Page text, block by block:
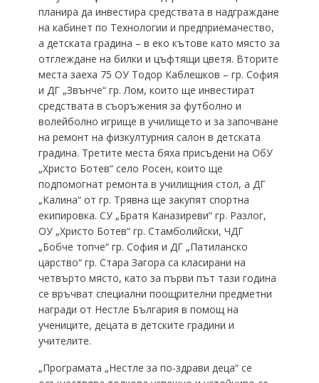
планира да инвестира средствата в надграждане
на кабинет по Технологии и предприемачество,
а детската градина – в еко кътове като място за
отглеждане на билки и цъфтящи цветя. Вторите
места заеха 75 ОУ Тодор Каблешков – гр. София
и ДГ „Звънче“ гр. Лом, които ще инвестират
средствата в съоръжения за футболно и
волейболно игрище в училището и за започване
на ремонт на физкултурния салон в детската
градина. Третите места бяха присъдени на ОбУ
„Христо Ботев“ село Росен, които ще
подпомогнат ремонта в училищния стол, а ДГ
„Калина“ от гр. Трявна ще закупят спортна
екипировка. СУ „Братя Каназиреви“ гр. Разлог,
ОУ „Христо Ботев“ гр. Стамболийски, ЧДГ
„Бобче топче“ гр. София и ДГ „Патиланско
царство“ гр. Стара Загора са класирани на
четвърто място, като за първи път тази година
се връчват специални поощрителни предметни
награди от Нестле България в помощ на
учениците, децата в детските градини и
учителите.
„Програмата „Нестле за по-здрави деца“ се